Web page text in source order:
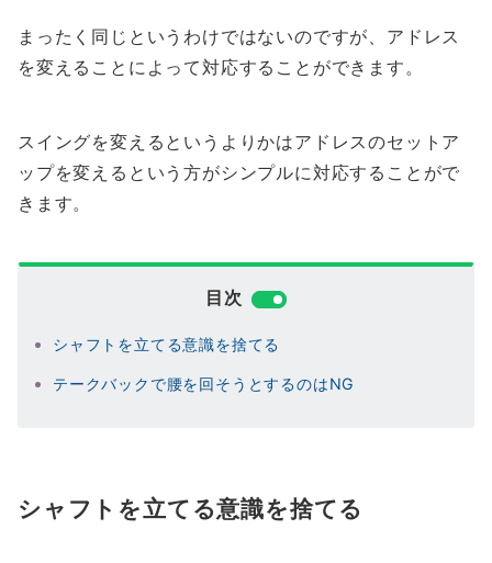
まったく同じというわけではないのですが、アドレス
を変えることによって対応することができます。
スイングを変えるというよりかはアドレスのセットア
ップを変えるという方がシンプルに対応することがで
きます。
目次
シャフトを立てる意識を捨てる
テークバックで腰を回そうとするのはNG
シャフトを立てる意識を捨てる